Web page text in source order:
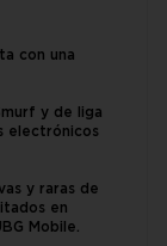
con una
y de liga
electrónicos
y raras de
en
Mobile.